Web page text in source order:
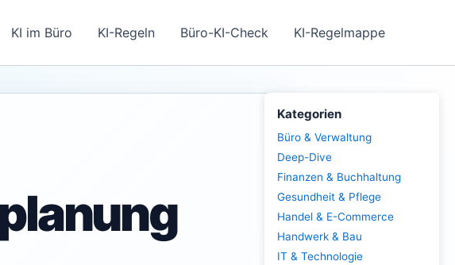
KI im Büro KI-Regeln Büro-KI-Check KI-Regelmappe
Kategorien
Büro & Verwaltung
Deep-Dive
Finanzen & Buchhaltung
Gesundheit & Pflege
Handel & E-Commerce
Handwerk & Bau
IT & Technologie